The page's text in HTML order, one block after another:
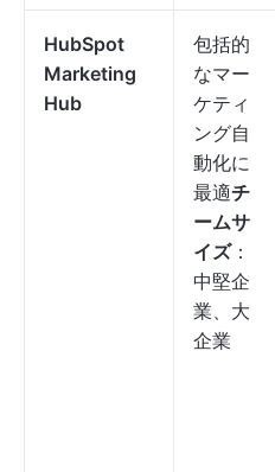
HubSpot
Marketing
Hub
包括的
なマー
ケティ
ング自
動化に
最適チ
ームサ
イズ：
中堅企
業、大
企業